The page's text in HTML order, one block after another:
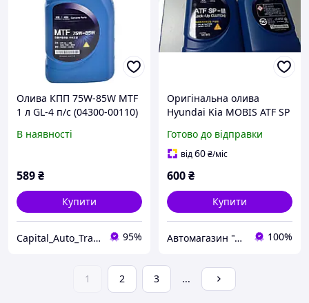
Олива КПП 75W-85W MTF
1 л GL-4 п/с (04300-00110)
В наявності
589₴
Купити
Capital_Auto_Trade 95%
Оригінальна олива
Hyundai Kia MOBIS ATF SP
Готово до відправки
від60₴/міс
600₴
Купити
Автомагазин "АвтоСлава" 100%
1 2 3 ...